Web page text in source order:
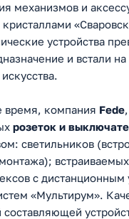
механизмов и
устройства
и встали
время, компания Fede
розеток и
светильников
встраиваемых
с дистанционным
«Мультирум».
составляющей